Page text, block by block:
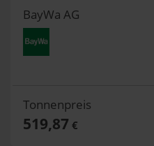
BayWa AG
Tonnenpreis
519,87 €